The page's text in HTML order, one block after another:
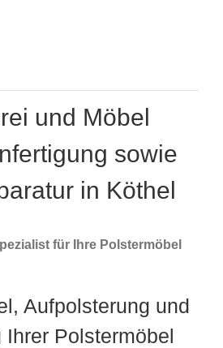
und Möbel
sowie
in Köthel
für Ihre Polstermöbel
Aufpolsterung und
Ihrer Polstermöbel